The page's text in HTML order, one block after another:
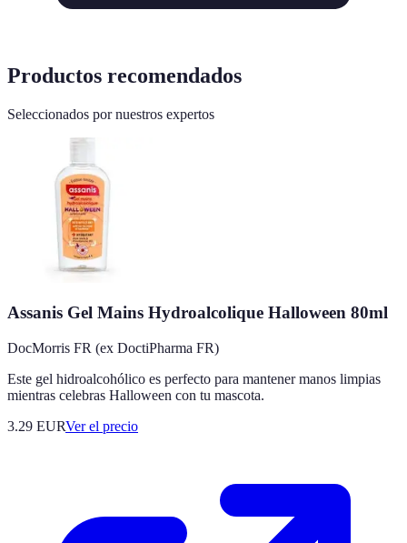
Productos recomendados
Seleccionados por nuestros expertos
Assanis Gel Mains Hydroalcolique Halloween 80ml
DocMorris FR (ex DoctiPharma FR)
Este gel hidroalcohólico es perfecto para mantener manos limpias
mientras celebras Halloween con tu mascota.
3.29 EURVer el precio